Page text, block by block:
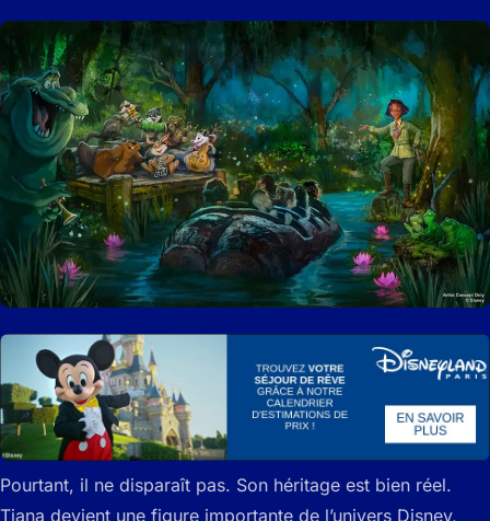
Pourtant, il ne disparaît pas. Son héritage est bien réel.
Tiana devient une figure importante de l’univers Disney,